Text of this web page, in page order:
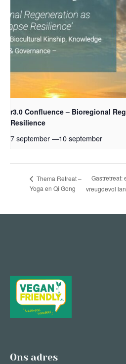
r3.0 Confluence – Bioregional
Resilience
7 september—10 september
Thema Retreat –
Yoga en Qi Gong
Gastretreat:
vreugdevol
Ons adres